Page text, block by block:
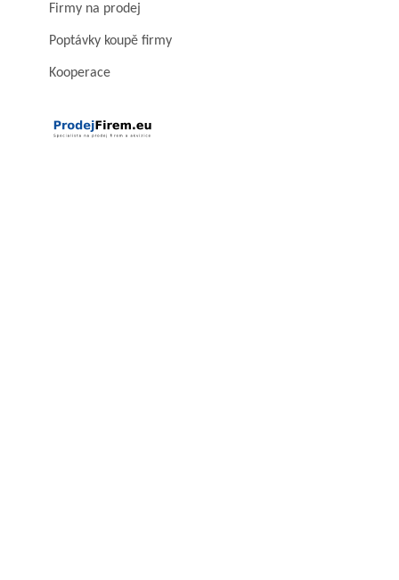
Firmy na prodej
Poptávky koupě firmy
Kooperace